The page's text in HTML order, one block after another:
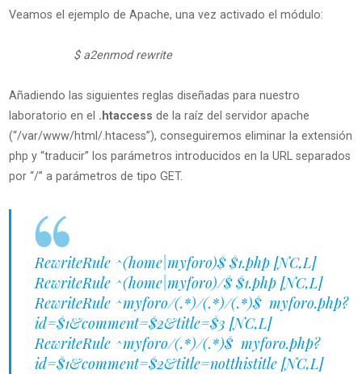
Veamos el ejemplo de Apache, una vez activado el módulo:
$ a2enmod rewrite
Añadiendo las siguientes reglas diseñadas para nuestro
laboratorio en el .htaccess de la raíz del servidor apache
(“/var/www/html/.htacess”), conseguiremos eliminar la extensión
php y “traducir” los parámetros introducidos en la URL separados
por “/” a parámetros de tipo GET.
RewriteRule ^(home|myforo)$ $1.php [NC,L]
RewriteRule ^(home|myforo)/$ $1.php [NC,L]
RewriteRule ^myforo/(.*)/(.*)/(.*)$ myforo.php?
id=$1&comment=$2&title=$3 [NC,L]
RewriteRule ^myforo/(.*)/(.*)$ myforo.php?
id=$1&comment=$2&title=notthistitle [NC,L]